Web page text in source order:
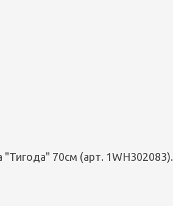
70см (арт. 1WH302083).